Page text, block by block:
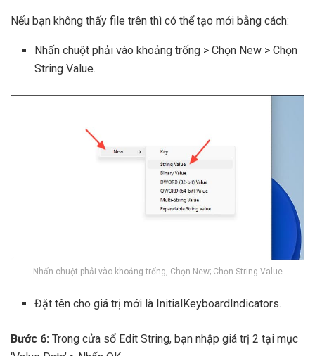
Nếu bạn không thấy file trên thì có thể tạo mới bằng cách:
Nhấn chuột phải vào khoảng trống > Chọn New > Chọn
String Value.
Nhấn chuột phải vào khoảng trống, Chọn New; Chọn String Value
Đặt tên cho giá trị mới là InitialKeyboardIndicators.
Bước 6: Trong cửa sổ Edit String, bạn nhập giá trị 2 tại mục